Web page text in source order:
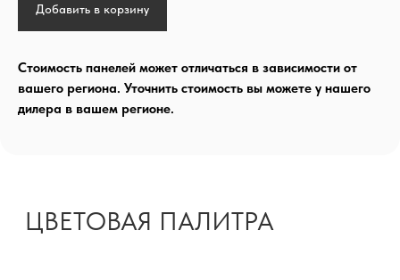
Добавить в корзину
Стоимость панелей может отличаться в зависимости от
вашего региона. Уточнить стоимость вы можете у нашего
дилера в вашем регионе.
Деревянная серия